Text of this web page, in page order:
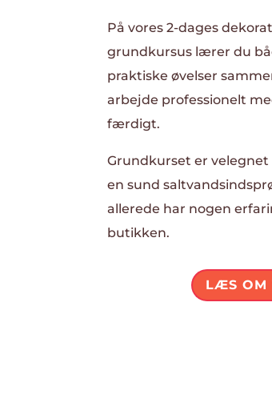
På vores 2-dages
grundkursus lærer du
praktiske øvelser
arbejde professionelt
færdigt.
Grundkurset er
en sund
allerede har nogen
butikken.
LÆS OM